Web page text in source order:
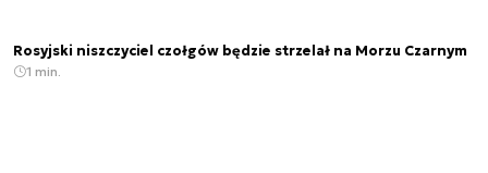
Rosyjski niszczyciel czołgów będzie strzelał na Morzu Czarnym
1 min.